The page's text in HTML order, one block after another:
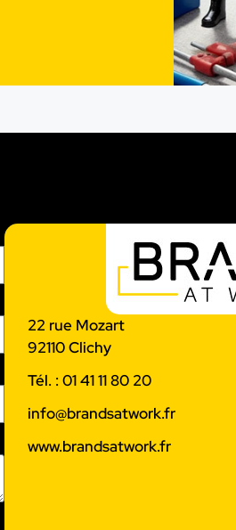
22 rue Mozart
92110 Clichy
Tél. : 01 41 11 80 20
info@brandsatwork.fr
www.brandsatwork.fr